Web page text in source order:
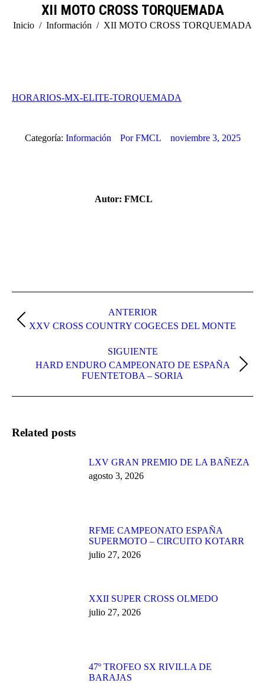
XII MOTO CROSS TORQUEMADA
Estás aquí:
Inicio Información XII MOTO CROSS TORQUEMADA
HORARIOS-MX-ELITE-TORQUEMADA
Categoría: Información PorFMCL noviembre 3, 2025
Autor: FMCL
entre
publicaciones
ANTERIOR
Publicación
XXV CROSS COUNTRY COGECES DEL MONTE
SIGUIENTE
Publicación
siguiente:
HARD ENDURO CAMPEONATO DE ESPAÑA
FUENTETOBA – SORIA
Related posts
LXV GRAN PREMIO DE LA BAÑEZA
agosto 3, 2026
RFME CAMPEONATO ESPAÑA
SUPERMOTO – CIRCUITO KOTARR
julio 27, 2026
XXII SUPER CROSS OLMEDO
julio 27, 2026
47º TROFEO SX RIVILLA DE
BARAJAS